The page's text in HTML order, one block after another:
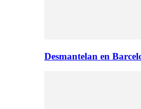
Desmantelan en